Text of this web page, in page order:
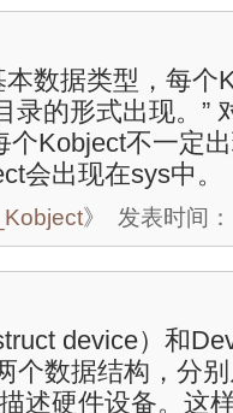
本数据类型，每个
录的形式出现。”
个Kobject不一定
会出现在sys中。
》 发表时间
device）和
个数据结构，分别
述硬件设备。这